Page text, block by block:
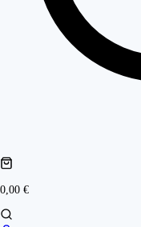
0,00 €